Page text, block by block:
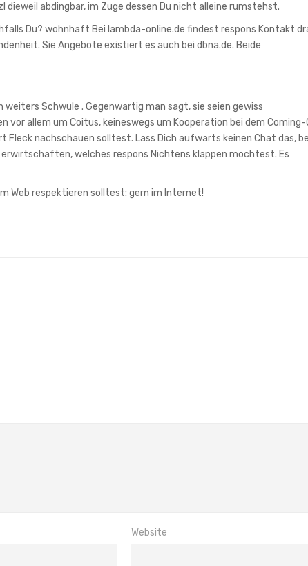
abdingbar, im Zuge dessen Du nicht alleine rumstehst.
Du? wohnhaft Bei lambda-online.de findest respons Kontakt
Sie Angebote existiert es auch bei dbna.de. Beide
Schwule . Gegenwartig man sagt, sie seien gewiss
vor allem um Coitus, keineswegs um Kooperation bei dem Coming-
Fleck nachschauen solltest. Lass Dich aufwarts keinen Chat das,
welches respons Nichtens klappen mochtest. Es
Web respektieren solltest: gern im Internet!
Website